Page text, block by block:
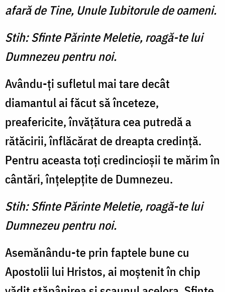
afară de Tine, Unule Iubitorule de oameni.
Stih: Sfinte Părinte Meletie, roagă-te lui
Dumnezeu pentru noi.
Avându-ţi sufletul mai tare decât
diamantul ai făcut să înceteze,
preafericite, învăţătura cea putredă a
rătăcirii, înflăcărat de dreapta credinţă.
Pentru aceasta toţi credincioşii te mărim în
cântări, înţelepţite de Dumnezeu.
Stih: Sfinte Părinte Meletie, roagă-te lui
Dumnezeu pentru noi.
Asemănându-te prin faptele bune cu
Apostolii lui Hristos, ai moştenit în chip